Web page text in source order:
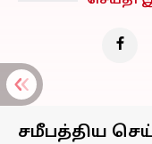
சமீபத்திய